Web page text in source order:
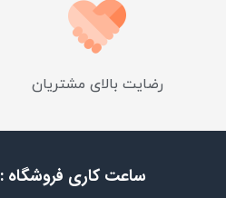
رضایت بالای مشتریان
ساعت کاری فروشگاه :